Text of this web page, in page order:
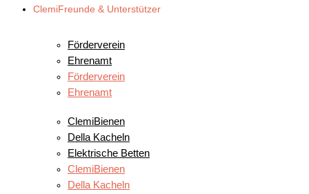
ClemiFreunde & Unterstützer
Förderverein
Ehrenamt
Förderverein
Ehrenamt
ClemiBienen
Della Kacheln
Elektrische Betten
ClemiBienen
Della Kacheln